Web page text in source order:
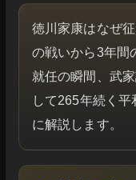
徳川家康はなぜ
の戦いから3年間
就任の瞬間、武
して265年続く
に解説します。